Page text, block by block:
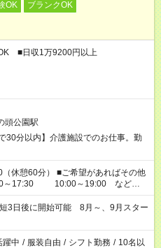
OK
ブランクOK
■日収1万9200円以上
頭公園駅
30分以内】介護施設でのお仕事。勤
希望があればその他
～17:30 10:00～19:00 など
い」 「できれば残業はしたくない」
たお仕事をご紹介します！ ※Wワ
仕事で希望する勤務時間と、もう1つ
で週40時間を超える場合は応募でき
3日後に開始可能 8月～、9月スター
躍中 / 服装自由 / シフト勤務 / 10名以